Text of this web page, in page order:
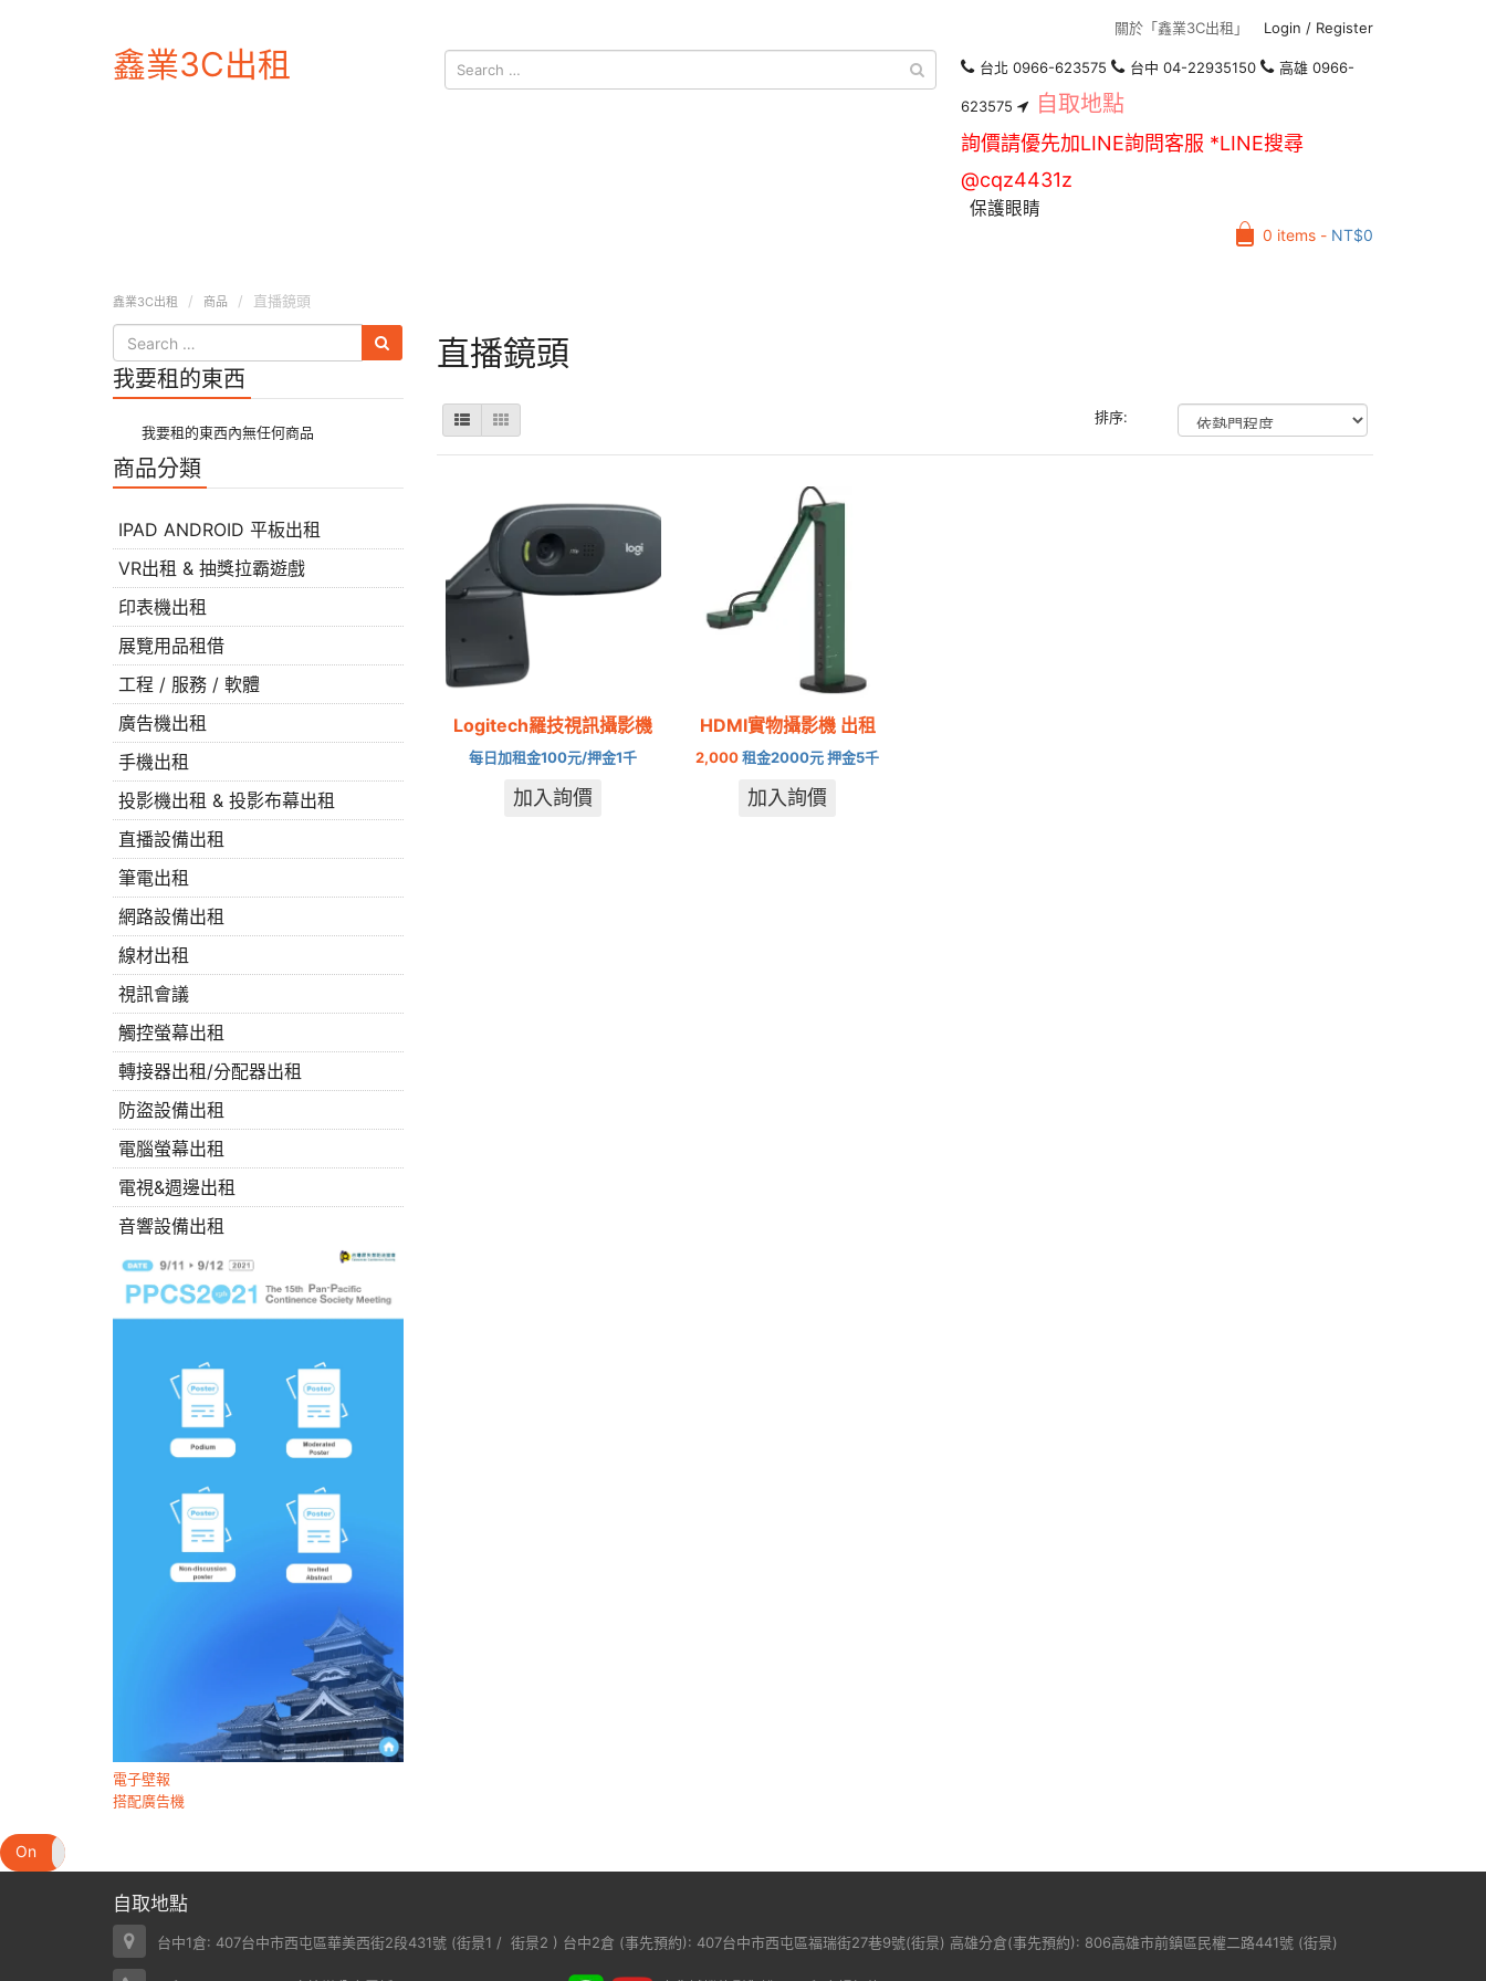
Login / Register
關於「鑫業3C出租」
鑫業3C出租 台北 0966-623575 台中 04-22935150 高雄 0966-
623575 自取地點
詢價請優先加LINE詢問客服 *LINE搜尋
@cqz4431z
保護眼睛
0 items - NT$0
鑫業3C出租 商品 直播鏡頭
我要租的東西
我要租的東西內無任何商品
商品分類
IPAD ANDROID 平板出租
VR出租 & 抽獎拉霸遊戲
印表機出租
展覽用品租借
工程 / 服務 / 軟體
廣告機出租
手機出租
投影機出租 & 投影布幕出租
直播設備出租
筆電出租
網路設備出租
線材出租
視訊會議
觸控螢幕出租
轉接器出租/分配器出租
防盜設備出租
電腦螢幕出租
電視&週邊出租
音響設備出租
電子壁報
搭配廣告機
直播鏡頭
排序:
Logitech羅技視訊攝影機
每日加租金100元/押金1千
加入詢價
HDMI實物攝影機 出租
2,000租金2000元 押金5千
加入詢價
On
自取地點
台中1倉: 407台中市西屯區華美西街2段431號 (街景1 / 街景2 ) 台中2倉 (事先預約): 407台中市西屯區福瑞街27巷9號(街景) 高雄分倉(事先預約): 806高雄市前鎮區民權二路441號 (街景)